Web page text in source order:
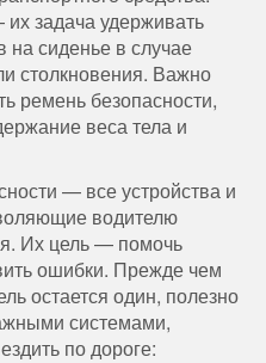
задача удерживать
на сиденье в случае
столкновения. Важно
ремень безопасности,
веса тела и
— все устройства и
водителю
Их цель — помочь
ошибки. Прежде чем
остается один, полезно
системами,
по дороге: